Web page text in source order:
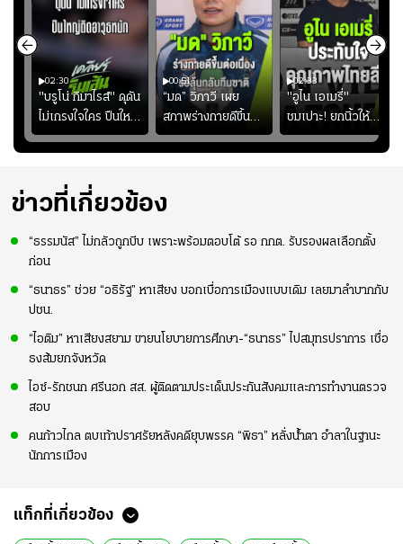
02:30
"บรูโน่ กิมาไรส์" ดุดัน
ไม่เกรงใจใคร ปืนใหญ่
เสิรมอาวุธหนัก
00:51
“มด” วิภาวี เผย
สภาพร่างกายดีขึ้น
อย่างต่อเนื่อง พร้อม
พยายามลงสนามให้
ความมั่นใจ
02:33
"อูไน เอเมรี่"
ชมเปาะ! ยกนิ้วให้
แท็กติกบีจี แฮปปี้
สุดๆ กับการเยือนไทย
ข่าวที่เกี่ยวข้อง
“ธรรมนัส” ไม่กลัวถูกบีบ เพราะพร้อมตอบโต้ รอ กกต. รับรองผลเลือกตั้ง
ก่อน
“ธนาธร” ช่วย “อธิรัฐ” หาเสียง บอกเบื่อการเมืองแบบเดิม เลยมาลำบากกับ
ปชน.
“ไอติม” หาเสียงสยาม ขายนโยบายการศึกษา-“ธนาธร” ไปสมุทรปราการ เชื่อ
ธงส้มยกจังหวัด
ไอซ์-รักชนก ศรีนอก สส. ผู้ติดตามประเด็นประกันสังคมและการทำงานตรวจ
สอบ
คนก้าวไกล ตบเท้าปราศรัยหลังคดียุบพรรค “พิธา” หลั่งน้ำตา อำลาในฐานะ
นักการเมือง
แท็กที่เกี่ยวข้อง